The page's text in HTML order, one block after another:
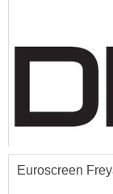
Euroscreen